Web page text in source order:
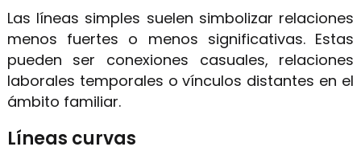
Las líneas simples suelen simbolizar relaciones
menos fuertes o menos significativas. Estas
pueden ser conexiones casuales, relaciones
laborales temporales o vínculos distantes en el
ámbito familiar.
Líneas curvas